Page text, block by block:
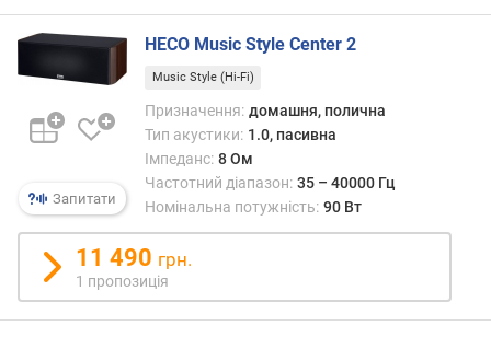
о
т
Г
ц
м
с
.
ч
Запитати
HECO Music Style Center 2
Music Style (Hi-Fi)
Призначення: домашня, полична
Тип акустики: 1.0, пасивна
Імпеданс: 8 Ом
Частотний діапазон: 35 – 40000 Гц
Номінальна потужність: 90 Вт
11 490 грн.
1 пропозиція